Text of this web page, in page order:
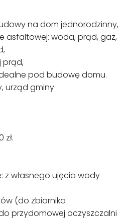
na dom jednorodzinny,
asfaltowej: woda, prąd, gaz,
prąd,
pod budowę domu.
urząd gminy
zł.
własnego ujęcia wody
(do zbiornika
przydomowej oczyszczalni